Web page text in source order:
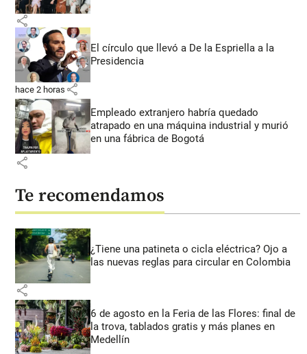
share
El círculo que llevó a De la Espriella a la
Presidencia
hace 2 horas share
Empleado extranjero habría quedado
atrapado en una máquina industrial y murió
en una fábrica de Bogotá
share
Te recomendamos
¿Tiene una patineta o cicla eléctrica? Ojo a
las nuevas reglas para circular en Colombia
share
6 de agosto en la Feria de las Flores: final de
la trova, tablados gratis y más planes en
Medellín